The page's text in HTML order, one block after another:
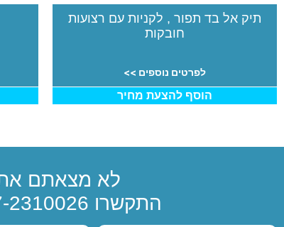
תיק אל בד תפור , לקניות עם רצועות
חובקות
לפרטים נוספים >>
הוסף להצעת מחיר
לא מצאתם
התקשרו 2310026